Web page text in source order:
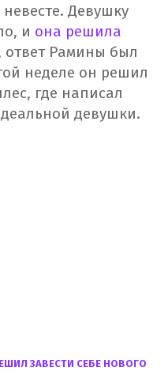
Девушку
и она решила
ответ Рамины был
неделе он решил
где написал
девушки.
ЗАВЕСТИ СЕБЕ НОВОГО